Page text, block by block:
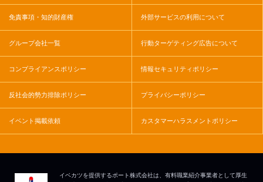
免責事項・知的財産権 外部サービスの利用について
グループ会社一覧 行動ターゲティング広告について
コンプライアンスポリシー 情報セキュリティポリシー
反社会的勢力排除ポリシー プライバシーポリシー
イベント掲載依頼 カスタマーハラスメントポリシー